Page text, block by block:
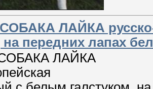
ЛАЙКА русско-
на передних лапах
ЛАЙКА